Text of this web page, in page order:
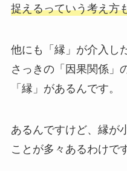
捉えるっていう考え方
他にも「縁」が介入し
さっきの「因果関係」
「縁」があるんです。
あるんですけど、縁が
ことが多々あるわけで